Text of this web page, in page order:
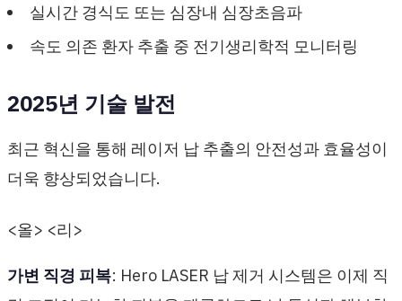
실시간 경식도 또는 심장내 심장초음파
속도 의존 환자 추출 중 전기생리학적 모니터링
2025년 기술 발전
최근 혁신을 통해 레이저 납 추출의 안전성과 효율성이
더욱 향상되었습니다.
<올> <리>
가변 직경 피복: Hero LASER 납 제거 시스템은 이제 직